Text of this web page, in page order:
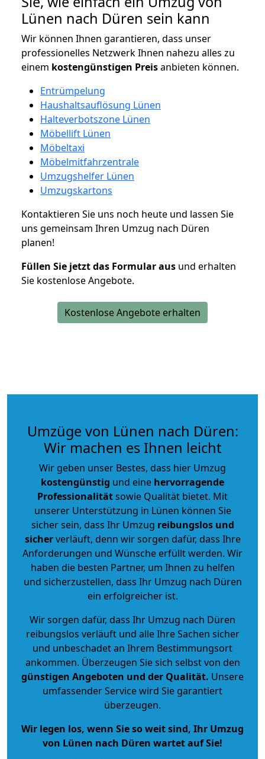
Lünen nach Düren sein kann
Wir können Ihnen garantieren, dass unser
professionelles Netzwerk Ihnen nahezu alles zu
einem kostengünstigen Preisanbieten können.
Entrümpelung
Haushaltsauflösung Lünen
Halteverbotszone Lünen
Möbellift Lünen
Möbeltaxi
Möbelmitfahrzentrale
Umzugshelfer Lünen
Umzugskartons
Kontaktieren Sie uns noch heute und lassen Sie
uns gemeinsam Ihren Umzug nach Düren
planen!
Füllen Sie jetzt das Formular aus und erhalten
Sie kostenlose Angebote.
Kostenlose Angebote erhalten
Umzüge von Lünen nach Düren:
Wir machen es Ihnen leicht
Wir geben unser Bestes, dass hier Umzug
kostengünstig und eine hervorragende
Professionalitätsowie Qualität bietet. Mit
unserer Unterstützung in Lünen können Sie
sicher sein, dass Ihr Umzug reibungslos und
sicherverläuft, denn wir sorgen dafür, dass Ihre
Anforderungen und Wünsche erfüllt werden. Wir
haben die besten Partner, um Ihnen zu helfen
und sicherzustellen, dass Ihr Umzug nach Düren
ein erfolgreicher ist.
Wir sorgen dafür, dass Ihr Umzug nach Düren
reibungslos verläuft und alle Ihre Sachen sicher
und unbeschadet an Ihrem Bestimmungsort
ankommen. Überzeugen Sie sich selbst von den
günstigen Angeboten und der Qualität. Unsere
umfassender Service wird Sie garantiert
überzeugen.
Wir legen los, wenn Sie so weit sind, Ihr Umzug
von Lünen nach Düren wartet auf Sie!